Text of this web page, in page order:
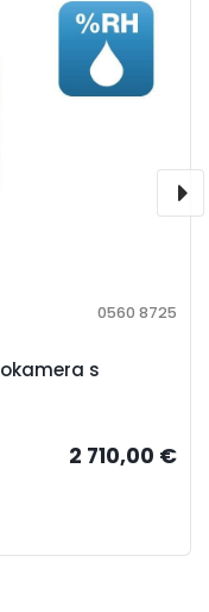
s
0560 8725
2 710,00 €